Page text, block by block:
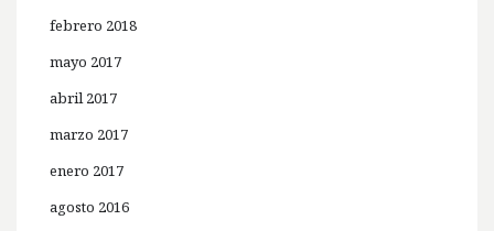
febrero 2018
mayo 2017
abril 2017
marzo 2017
enero 2017
agosto 2016